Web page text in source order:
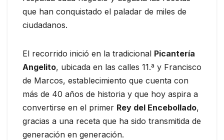
que han conquistado el paladar de miles de
ciudadanos.
El recorrido inició en la tradicional Picantería
Angelito, ubicada en las calles 11.ª y Francisco
de Marcos, establecimiento que cuenta con
más de 40 años de historia y que hoy aspira a
convertirse en el primer Rey del Encebollado,
gracias a una receta que ha sido transmitida de
generación en generación.